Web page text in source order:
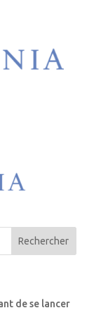
de se lancer